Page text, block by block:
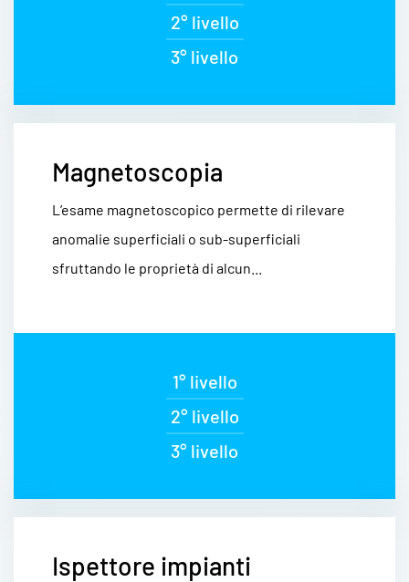
2° livello
3° livello
Magnetoscopia
L’esame magnetoscopico permette di rilevare
anomalie superficiali o sub-superficiali
sfruttando le proprietà di alcun...
1° livello
2° livello
3° livello
Ispettore impianti